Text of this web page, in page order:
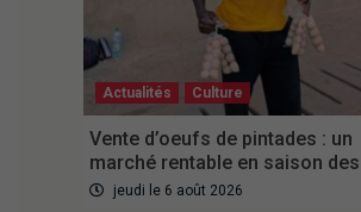
Actualités Culture
Vente d’oeufs de pintades : un
marché rentable en saison
jeudi le 6 août 2026